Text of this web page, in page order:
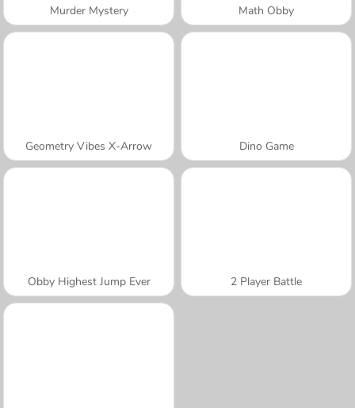
Murder Mystery Math Obby
Geometry Vibes X-Arrow Dino Game
Obby Highest Jump Ever 2 Player Battle